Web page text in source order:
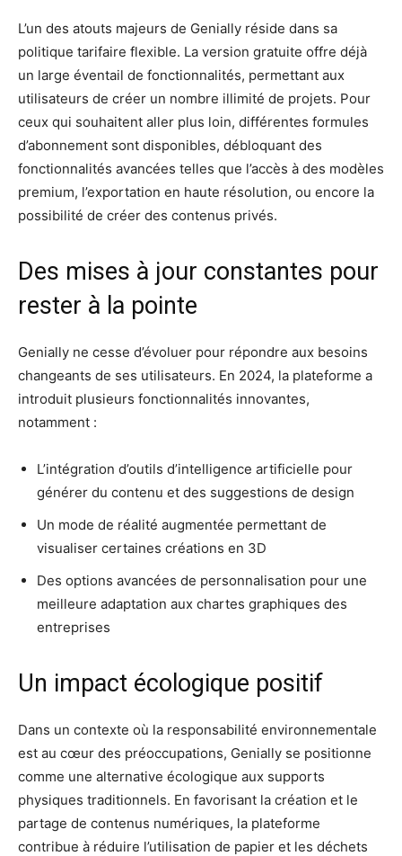
L’un des atouts majeurs de Genially réside dans sa
politique tarifaire flexible. La version gratuite offre déjà
un large éventail de fonctionnalités, permettant aux
utilisateurs de créer un nombre illimité de projets. Pour
ceux qui souhaitent aller plus loin, différentes formules
d’abonnement sont disponibles, débloquant des
fonctionnalités avancées telles que l’accès à des modèles
premium, l’exportation en haute résolution, ou encore la
possibilité de créer des contenus privés.
Des mises à jour constantes pour
rester à la pointe
Genially ne cesse d’évoluer pour répondre aux besoins
changeants de ses utilisateurs. En 2024, la plateforme a
introduit plusieurs fonctionnalités innovantes,
notamment :
L’intégration d’outils d’intelligence artificielle pour
générer du contenu et des suggestions de design
Un mode de réalité augmentée permettant de
visualiser certaines créations en 3D
Des options avancées de personnalisation pour une
meilleure adaptation aux chartes graphiques des
entreprises
Un impact écologique positif
Dans un contexte où la responsabilité environnementale
est au cœur des préoccupations, Genially se positionne
comme une alternative écologique aux supports
physiques traditionnels. En favorisant la création et le
partage de contenus numériques, la plateforme
contribue à réduire l’utilisation de papier et les déchets